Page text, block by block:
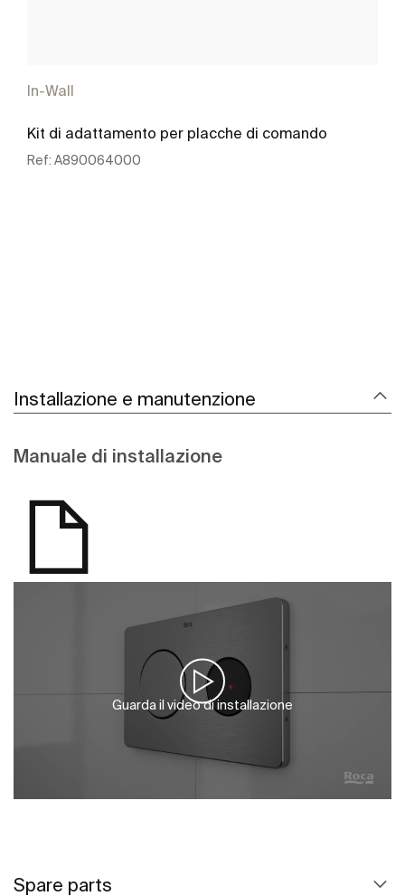
In-Wall
Kit di adattamento per placche di comando
Ref: A890064000
Installazione e manutenzione
Manuale di installazione
Guarda il video di installazione
Spare parts